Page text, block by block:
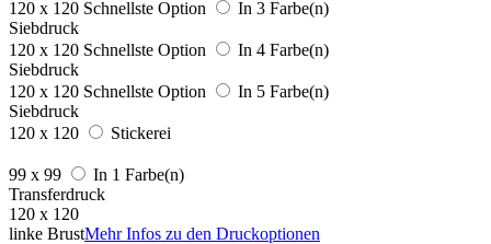
120 x 120 Schnellste Option
In 3 Farbe(n)
Siebdruck
120 x 120 Schnellste Option
In 4 Farbe(n)
Siebdruck
120 x 120 Schnellste Option
In 5 Farbe(n)
Siebdruck
120 x 120
Stickerei
99 x 99
In 1 Farbe(n)
Transferdruck
120 x 120
linke BrustMehr Infos zu den Druckoptionen